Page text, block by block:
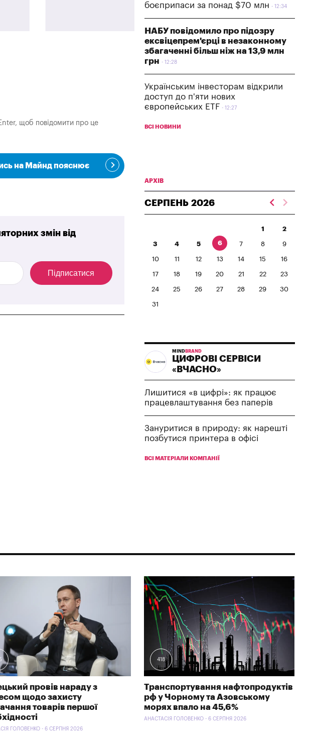
щоб повідомити про це
на Майнд пояснює
змін від
Підписатися
боєприпаси за понад $70 млн
12:34
НАБУ повідомило про підозру
ексвіцепрем'єрці в незаконному
збагаченні більш ніж на 13,9 млн
грн
12:28
Українським інвесторам відкрили
доступ до п'яти нових
європейських ETF
12:27
ВСІ НОВИНИ
АРХІВ
СЕРПЕНЬ 2026
1 2
3 4 5 6 7 8 9
10 11 12 13 14 15 16
17 18 19 20 21 22 23
24 25 26 27 28 29 30
31
MIND BRAND
ЦИФРОВІ СЕРВІСИ
«ВЧАСНО»
Лишитися «в цифрі»: як працює
працевлаштування без паперів
Зануритися в природу: як нарешті
позбутися принтера в офісі
ВСІ МАТЕРІАЛИ КОМПАНІЇ
провів нараду з
щодо захисту
товарів першої
ГОЛОВЕНКО - 6 СЕРПНЯ 2026
418
Транспортування нафтопродуктів
рф у Чорному та Азовському
морях впало на 45,6%
АНАСТАСІЯ ГОЛОВЕНКО - 6 СЕРПНЯ 2026